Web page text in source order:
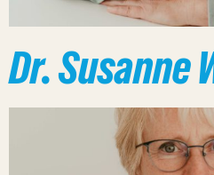
Dr. Susanne